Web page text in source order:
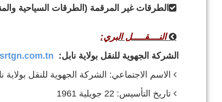
الطرقات غير المرقمة (الطرقات السياحية
النــــقـــــل البري:
الشركة الجهوية للنقل بولاية نابل:
الاسم الاجتماعي: الشركة الجهوية للنقل بولاية
تاريخ التأسيس: 22 جويلية 1961